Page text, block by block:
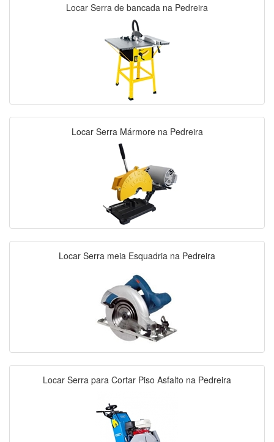
Locar Serra de bancada na Pedreira
Locar Serra Mármore na Pedreira
Locar Serra meia Esquadria na Pedreira
Locar Serra para Cortar Piso Asfalto na Pedreira